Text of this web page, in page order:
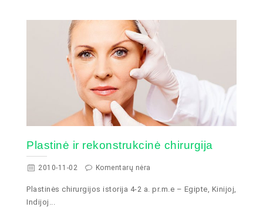
Plastinė ir rekonstrukcinė chirurgija
2010-11-02 Komentarų nėra
Plastinės chirurgijos istorija 4-2 a. pr.m.e – Egipte, Kinijoj,
Indijoj...